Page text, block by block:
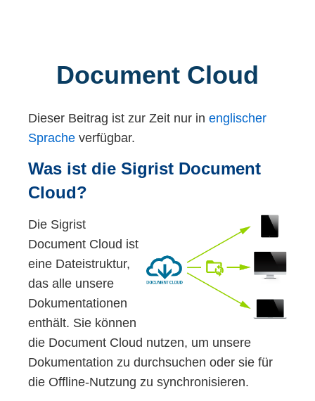
Das Geheimnis des hohen
Qualitätsstandards liegt in der
uns am Hauptsitz in Ennetbürgen
entwickelt, produziert und vor dem
Versand nach strengen
Qualitätsstandards gemäß ISO
9000:2008 einzeln geprüft.
Die ausgeklügelte Gerätekonstruktion
zusammen mit der Verwendung von
qualitativ hochstehenden optischen
Komponenten ermöglicht die
unerreichte Präzision der Messung.
Unser TurBiScat erreicht dadurch eine
Auflösung von 0.001 EBC mit einer
Wiederholbarkeit von ±0.001 EBC. Die
Reproduzierbarkeit zwischen 2
Document Cloud
Dieser Beitrag ist zur Zeit nur in englischer
Sprache verfügbar.
Was ist die Sigrist Document
Cloud?
Die Sigrist
Document Cloud ist
eine Dateistruktur,
das alle unsere
Dokumentationen
enthält. Sie können
die Document Cloud nutzen, um unsere
Dokumentation zu durchsuchen oder sie für
die Offline-Nutzung zu synchronisieren.